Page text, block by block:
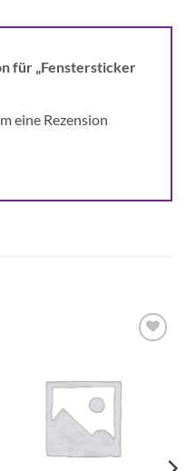
für „Fenstersticker
eine Rezension